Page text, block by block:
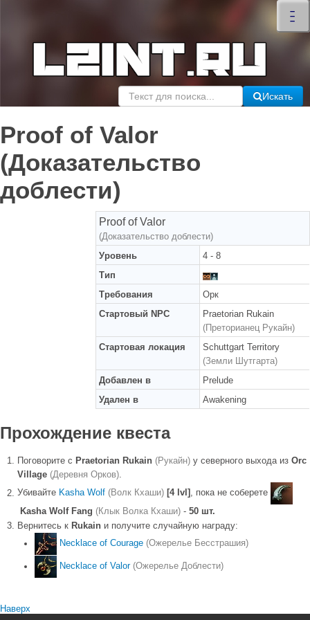
–
–
–
×
Искать
Proof of Valor
(Доказательство
доблести)
Proof of Valor
(Доказательство доблести)
Уровень
4 - 8
Тип
Требования
Орк
Стартовый NPC
Praetorian Rukain
(Преторианец Рукайн)
Стартовая локация
Schuttgart Territory
(Земли Шутгарта)
Добавлен в
Prelude
Удален в
Awakening
Прохождение квеста
Поговорите с Praetorian Rukain (Рукайн) у северного выхода из Orc
Village (Деревня Орков).
Убивайте Kasha Wolf (Волк Кхаши) [4 lvl] , пока не соберете
Kasha Wolf Fang (Клык Волка Кхаши) - 50 шт.
Вернитесь к Rukain и получите случайную награду:
Necklace of Courage (Ожерелье Бесстрашия)
Necklace of Valor (Ожерелье Доблести)
Наверх